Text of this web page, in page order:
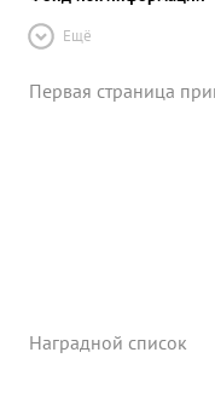
Ещё
Первая страница
Наградной список